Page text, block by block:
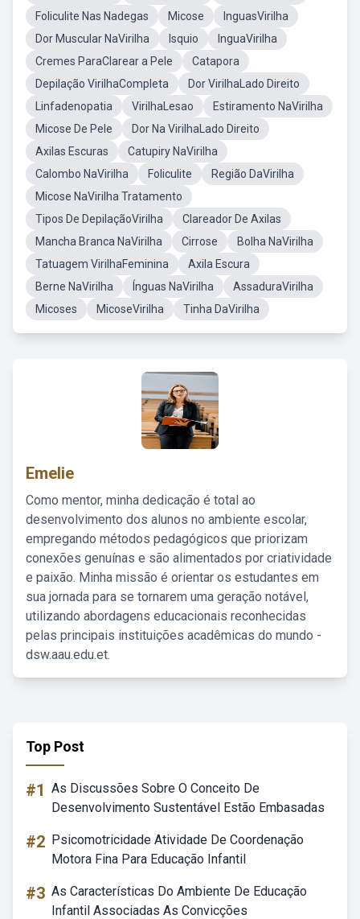
Foliculite Nas Nadegas Micose
InguasVirilha
Dor Muscular NaVirilha
Isquio
InguaVirilha
Cremes ParaClarear a Pele
Catapora
Depilação VirilhaCompleta
Dor VirilhaLado Direito
Linfadenopatia
VirilhaLesao
Estiramento NaVirilha
Micose De Pele
Dor Na VirilhaLado Direito
Axilas Escuras
Catupiry NaVirilha
Calombo NaVirilha
Foliculite
Região DaVirilha
Micose NaVirilha Tratamento
Tipos De DepilaçãoVirilha
Clareador De Axilas
Mancha Branca NaVirilha
Cirrose
Bolha NaVirilha
Tatuagem VirilhaFeminina
Axila Escura
Berne NaVirilha
Ínguas NaVirilha
AssaduraVirilha
Micoses
MicoseVirilha Tinha DaVirilha
Emelie
Como mentor, minha dedicação é total ao
desenvolvimento dos alunos no ambiente escolar,
empregando métodos pedagógicos que priorizam
conexões genuínas e são alimentados por criatividade
e paixão. Minha missão é orientar os estudantes em
sua jornada para se tornarem uma geração notável,
utilizando abordagens educacionais reconhecidas
pelas principais instituições acadêmicas do mundo -
dsw.aau.edu.et.
Top Post
#1 As Discussões Sobre O Conceito De
Desenvolvimento Sustentável Estão Embasadas
#2 Psicomotricidade Atividade De Coordenação
Motora Fina Para Educação Infantil
#3 As Características Do Ambiente De Educação
Infantil Associadas As Convicções